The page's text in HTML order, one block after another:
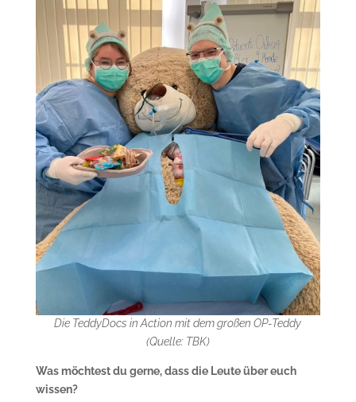
Die TeddyDocs in Action mit dem großen OP-Teddy
(Quelle: TBK)
Was möchtest du gerne, dass die Leute über euch
wissen?